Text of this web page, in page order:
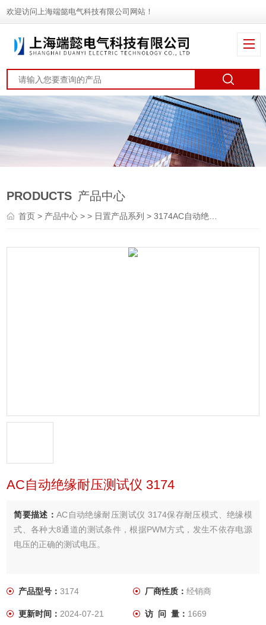
欢迎访问上海端懿电气科技有限公司网站！
PRODUCTS 产品中心
首页> 产品中心 > > 日置产品系列 > 3174AC自动绝缘耐压测试仪 3174
AC自动绝缘耐压测试仪 3174
简要描述：AC自动绝缘耐压测试仪 3174保存耐压模式、绝缘模
式、各种大8通道的测试条件，根据PWM方式，发生不依存电源
电压的正确的测试电压。
产品型号：3174 厂商性质： 经销商
更新时间：2024-07-21 访 问 量： 1669